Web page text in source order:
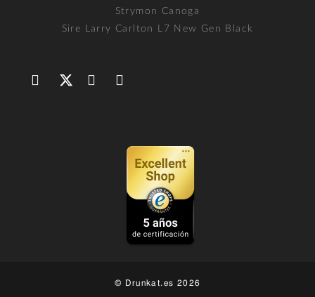
Strymon Canoga
Sire Larry Carlton L7 New Gen Black
© Drunkat.es 2026